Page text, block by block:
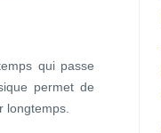
qui passe
permet de
longtemps.